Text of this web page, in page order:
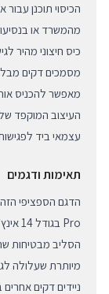
הכיסוי תוכנן
מהמשרד או
כיס חיצוני מהיר
מסמכים דקים
מאפשר להכניס
העיצוב המוקפד
עצמאי ביד
תאימות ודגמים
הסליב מבטיחות
מיותרת שעלולה
ניידים דקים